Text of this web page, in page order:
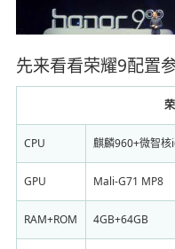
先来看看荣耀9配置
CPU 麒麟960+微智
GPU Mali-G71 MP8
RAM+ROM 4GB+64GB